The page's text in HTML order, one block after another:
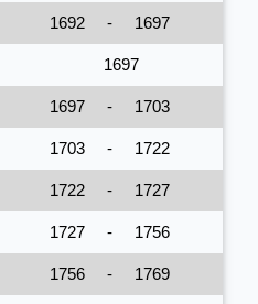
1692 - 1697
1697
1697 - 1703
1703 - 1722
1722 - 1727
1727 - 1756
1756 - 1769